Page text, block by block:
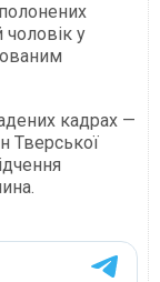
у
кадрах —
Тверської